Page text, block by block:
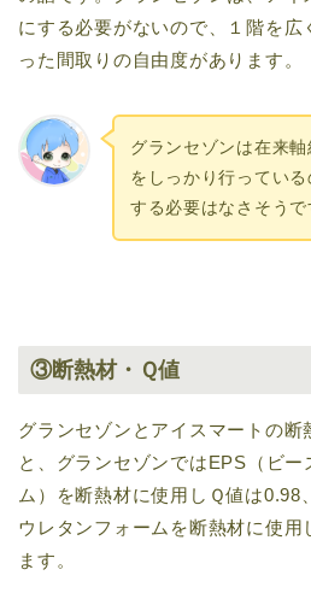
にする必要がないので、１階を広
った間取りの自由度があります。
グランセゾンは在来
をしっかり行ってい
する必要はなさそうで
③断熱材・Ｑ値
グランセゾンとアイスマートの断
と、グランセゾンではEPS（ビ
ム）を断熱材に使用しＱ値は0.98
ウレタンフォームを断熱材に使用
ます。